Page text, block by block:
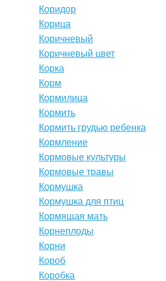
Коридор
Корица
Коричневый
Коричневый цвет
Корка
Корм
Кормилица
Кормить
Кормить грудью ребенка
Кормление
Кормовые культуры
Кормовые травы
Кормушка
Кормушка для птиц
Кормящая мать
Корнеплоды
Корни
Короб
Коробка